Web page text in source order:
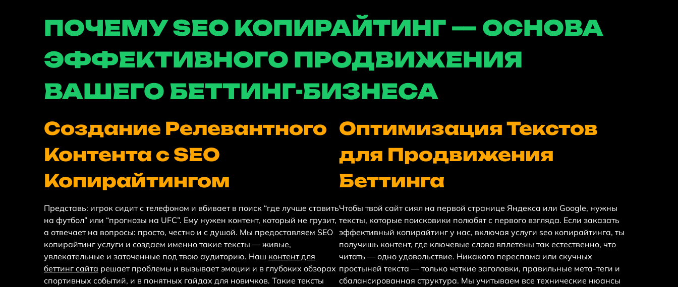
ПОЧЕМУ SEO КОПИРАЙТИНГ — ОСНОВА
ЭФФЕКТИВНОГО ПРОДВИЖЕНИЯ
ВАШЕГО БЕТТИНГ-БИЗНЕСА
Создание Релевантного
Контента с SEO
Копирайтингом
Представь: игрок сидит с телефоном и вбивает в поиск “где лучше ставить
на футбол” или “прогнозы на UFC”. Ему нужен контент, который не грузит,
а отвечает на вопросы: просто, честно и с душой. Мы предоставляем SEO
копирайтинг услуги и создаем именно такие тексты — живые,
увлекательные и заточенные под твою аудиторию. Наш контент для
беттинг сайта решает проблемы и вызывает эмоции и в глубоких обзорах
спортивных событий, и в понятных гайдах для новичков. Такие тексты
Оптимизация Текстов
для Продвижения
Беттинга
Чтобы твой сайт сиял на первой странице Яндекса или Google, нужны
тексты, которые поисковики полюбят с первого взгляда. Если заказать
эффективный копирайтинг у нас, включая услуги seo копирайтинга, ты
получишь контент, где ключевые слова вплетены так естественно, что
читать — одно удовольствие. Никакого переспама или скучных
простыней текста — только четкие заголовки, правильные мета-теги и
сбалансированная структура. Мы учитываем все технические нюансы